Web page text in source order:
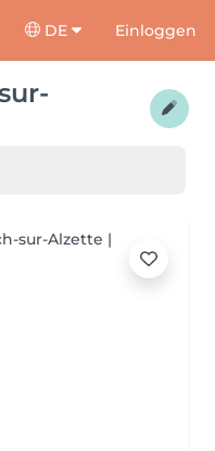
DE Einloggen